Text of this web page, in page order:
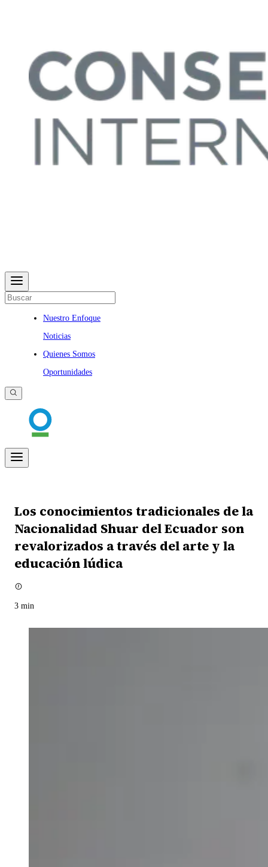
Nuestro Enfoque
Noticias
Quienes Somos
Oportunidades
Los conocimientos tradicionales de la
Nacionalidad Shuar del Ecuador son
revalorizados a través del arte y la
educación lúdica
3 min